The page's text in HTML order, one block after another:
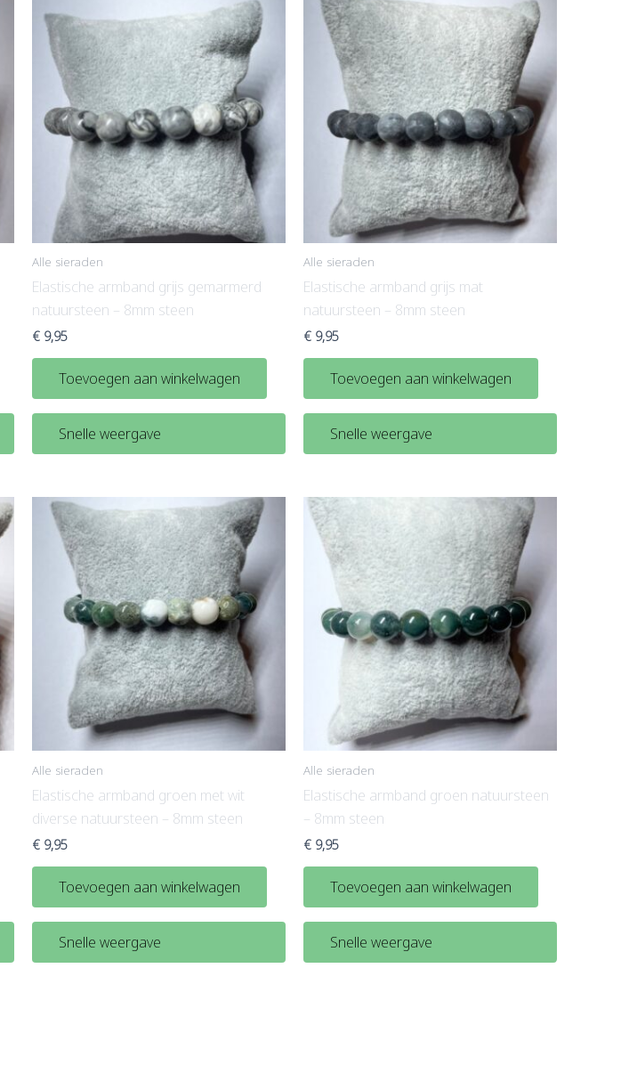
Alle sieraden
Elastische armband grijs gemarmerd
natuursteen – 8mm steen
€ 9,95
Toevoegen aan winkelwagen
Snelle weergave
Alle sieraden
Elastische armband grijs mat
natuursteen – 8mm steen
€ 9,95
Toevoegen aan winkelwagen
Snelle weergave
Alle sieraden
Elastische armband groen met wit
diverse natuursteen – 8mm steen
€ 9,95
Toevoegen aan winkelwagen
Snelle weergave
Alle sieraden
Elastische armband groen natuursteen
– 8mm steen
€ 9,95
Toevoegen aan winkelwagen
Snelle weergave